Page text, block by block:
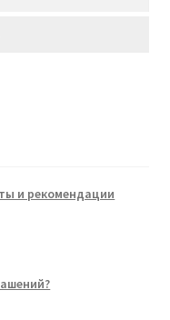
и рекомендации